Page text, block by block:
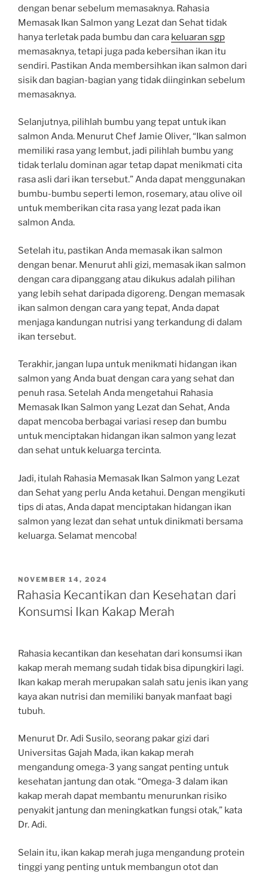
dengan benar sebelum memasaknya. Rahasia
Memasak Ikan Salmon yang Lezat dan Sehat tidak
hanya terletak pada bumbu dan cara keluaran sgp
memasaknya, tetapi juga pada kebersihan ikan itu
sendiri. Pastikan Anda membersihkan ikan salmon dari
sisik dan bagian-bagian yang tidak diinginkan sebelum
memasaknya.
Selanjutnya, pilihlah bumbu yang tepat untuk ikan
salmon Anda. Menurut Chef Jamie Oliver, “Ikan salmon
memiliki rasa yang lembut, jadi pilihlah bumbu yang
tidak terlalu dominan agar tetap dapat menikmati cita
rasa asli dari ikan tersebut.” Anda dapat menggunakan
bumbu-bumbu seperti lemon, rosemary, atau olive oil
untuk memberikan cita rasa yang lezat pada ikan
salmon Anda.
Setelah itu, pastikan Anda memasak ikan salmon
dengan benar. Menurut ahli gizi, memasak ikan salmon
dengan cara dipanggang atau dikukus adalah pilihan
yang lebih sehat daripada digoreng. Dengan memasak
ikan salmon dengan cara yang tepat, Anda dapat
menjaga kandungan nutrisi yang terkandung di dalam
ikan tersebut.
Terakhir, jangan lupa untuk menikmati hidangan ikan
salmon yang Anda buat dengan cara yang sehat dan
penuh rasa. Setelah Anda mengetahui Rahasia
Memasak Ikan Salmon yang Lezat dan Sehat, Anda
dapat mencoba berbagai variasi resep dan bumbu
untuk menciptakan hidangan ikan salmon yang lezat
dan sehat untuk keluarga tercinta.
Jadi, itulah Rahasia Memasak Ikan Salmon yang Lezat
dan Sehat yang perlu Anda ketahui. Dengan mengikuti
tips di atas, Anda dapat menciptakan hidangan ikan
salmon yang lezat dan sehat untuk dinikmati bersama
keluarga. Selamat mencoba!
POSTED
ON
NOVEMBER 14, 2024
Rahasia Kecantikan dan Kesehatan dari
Konsumsi Ikan Kakap Merah
Rahasia kecantikan dan kesehatan dari konsumsi ikan
kakap merah memang sudah tidak bisa dipungkiri lagi.
Ikan kakap merah merupakan salah satu jenis ikan yang
kaya akan nutrisi dan memiliki banyak manfaat bagi
tubuh.
Menurut Dr. Adi Susilo, seorang pakar gizi dari
Universitas Gajah Mada, ikan kakap merah
mengandung omega-3 yang sangat penting untuk
kesehatan jantung dan otak. “Omega-3 dalam ikan
kakap merah dapat membantu menurunkan risiko
penyakit jantung dan meningkatkan fungsi otak,” kata
Dr. Adi.
Selain itu, ikan kakap merah juga mengandung protein
tinggi yang penting untuk membangun otot dan